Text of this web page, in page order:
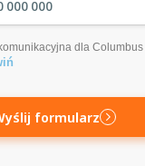
dla
formularz